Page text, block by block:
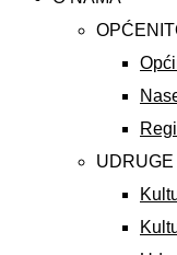
UDRUGE